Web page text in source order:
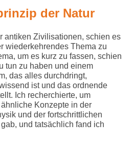
der Natur
antiken Zivilisationen, schien es
wiederkehrendes Thema zu
um es kurz zu fassen, schien
tun zu haben und einem
das alles durchdringt,
ist und das ordnende
Ich recherchierte, um
Konzepte in der
und der fortschrittlichen
und tatsächlich fand ich